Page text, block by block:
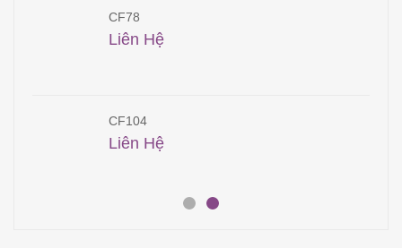
CF78
Liên Hệ
CF104
Liên Hệ